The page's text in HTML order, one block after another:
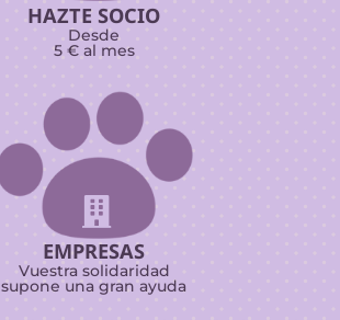
HAZTE SOCIO
Desde
5 € al mes

EMPRESAS
Vuestra solidaridad
supone una gran ayuda